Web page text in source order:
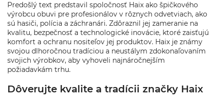
Predošlý text predstavil spoločnosť Haix ako špičkového
výrobcu obuvi pre profesionálov v rôznych odvetviach, ako
sú hasiči, polícia a záchranári. Zdôraznil jej zameranie na
kvalitu, bezpečnosť a technologické inovácie, ktoré zaisťujú
komfort a ochranu nositeľov jej produktov. Haix je známy
svojou dlhoročnou tradíciou a neustálym zdokonaľovaním
svojich výrobkov, aby vyhoveli najnáročnejším
požiadavkám trhu.
Dôverujte kvalite a tradícii značky Haix